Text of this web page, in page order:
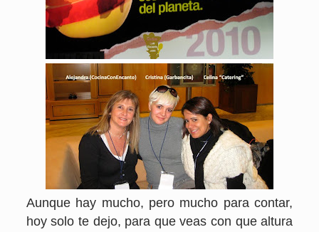
Aunque hay mucho, pero mucho para contar,
hoy solo te dejo, para que veas con que altura